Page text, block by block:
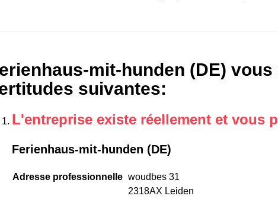
mit-hunden (DE)
suivantes:
L'entreprise existe réellement et vous
Ferienhaus-mit-hunden (DE)
Adresse professionnelle woudbes 31
2318AX Leiden